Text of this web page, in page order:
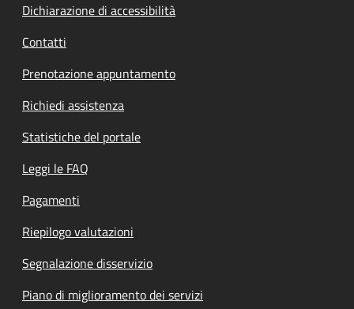
Dichiarazione di accessibilità
Contatti
Prenotazione appuntamento
Richiedi assistenza
Statistiche del portale
Leggi le FAQ
Pagamenti
Riepilogo valutazioni
Segnalazione disservizio
Piano di miglioramento dei servizi